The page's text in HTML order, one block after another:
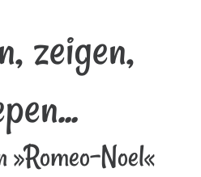
zeigen,
»Romeo-Noel«